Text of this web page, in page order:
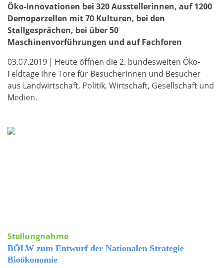
Öko-Innovationen bei 320 Ausstellerinnen, auf 1200
Demoparzellen mit 70 Kulturen, bei den
Stallgesprächen, bei über 50
Maschinenvorführungen und auf Fachforen
03.07.2019 | Heute öffnen die 2. bundesweiten Öko-
Feldtage ihre Tore für Besucherinnen und Besucher
aus Landwirtschaft, Politik, Wirtschaft, Gesellschaft und
Medien.
Stellungnahme
BÖLW zum Entwurf der Nationalen Strategie
Bioökonomie